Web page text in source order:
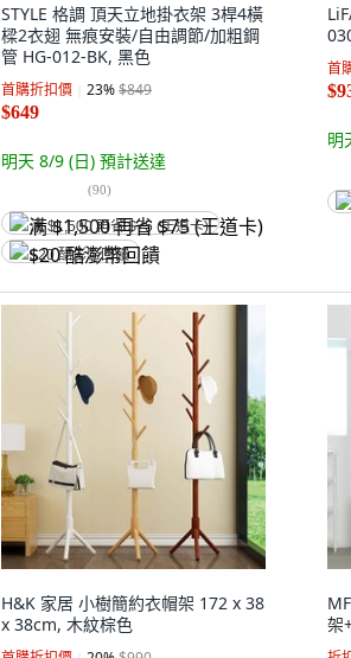
STYLE 格調 頂天立地掛衣架 3桿4橫
樑2衣翅 無痕安裝/自由調節/加粗鋼
管 HG-012-BK, 黑色
首購折扣價 23%$849
$649
明天 8/9 (日) 預計送達
(90)
满 $1,500 再省 $75 (王道卡)
$20 酷澎幣回饋
首
明
H&K 家居 小樹簡約衣帽架 172 x 38
x 38cm, 木紋棕色
架